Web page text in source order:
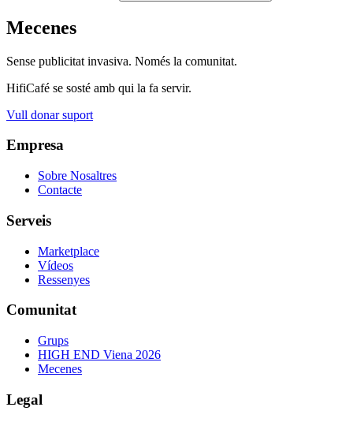
Mecenes
Sense publicitat invasiva. Només la comunitat.
HifiCafé se sosté amb qui la fa servir.
Vull donar suport
Empresa
Sobre Nosaltres
Contacte
Serveis
Marketplace
Vídeos
Ressenyes
Comunitat
Grups
HIGH END Viena 2026
Mecenes
Legal